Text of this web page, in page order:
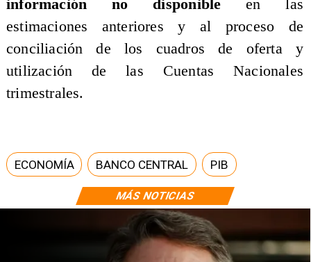
MÁS NOTICIAS
información no disponible en las
estimaciones anteriores y al proceso de
conciliación de los cuadros de oferta y
utilización de las Cuentas Nacionales
trimestrales.
ECONOMÍA BANCO CENTRAL PIB